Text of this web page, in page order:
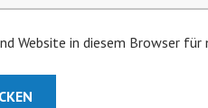
Website in diesem Browser